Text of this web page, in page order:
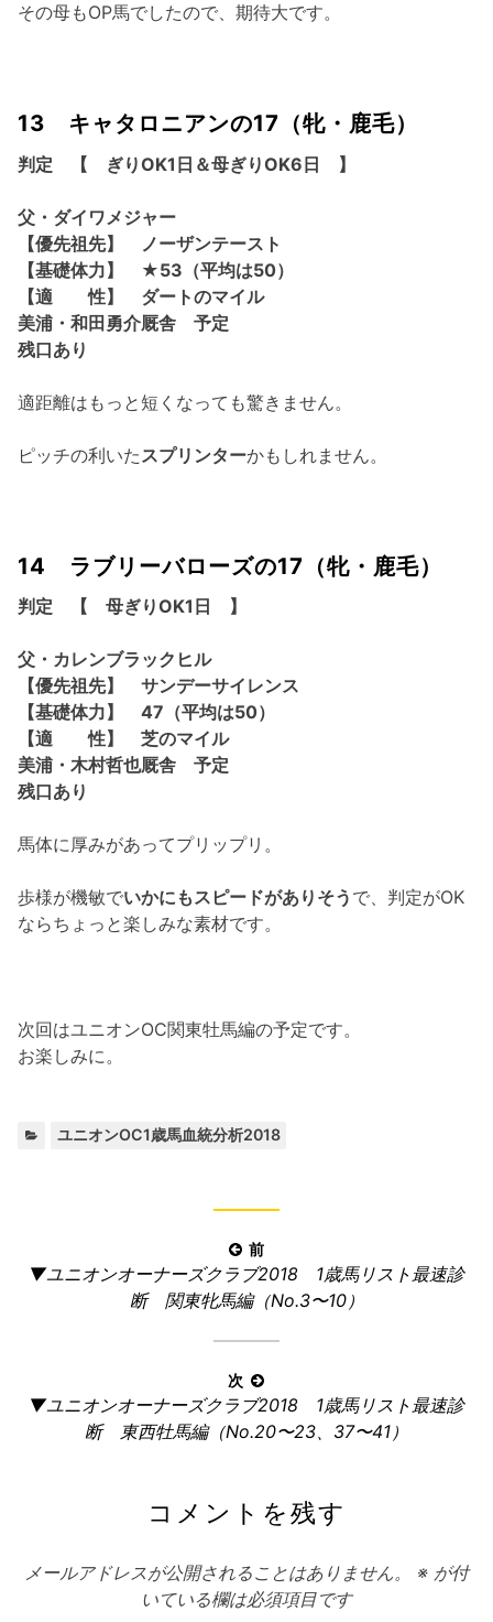
その母もOP馬でしたので、期待大です。
13 キャタロニアンの17（牝・鹿毛）
判定 【 ぎりOK1日＆母ぎりOK6日 】
父・ダイワメジャー
【優先祖先】 ノーザンテースト
【基礎体力】 ★53（平均は50）
【適 性】 ダートのマイル
美浦・和田勇介厩舎 予定
残口あり
適距離はもっと短くなっても驚きません。
ピッチの利いた スプリンターかもしれません。
14 ラブリーバローズの17（牝・鹿毛）
判定 【 母ぎりOK1日 】
父・カレンブラックヒル
【優先祖先】 サンデーサイレンス
【基礎体力】 47（平均は50）
【適 性】 芝のマイル
美浦・木村哲也厩舎 予定
残口あり
馬体に厚みがあってプリップリ。
歩様が機敏でいかにもスピードがありそう で、判定がOK
ならちょっと楽しみな素材です。
次回はユニオンOC関東牡馬編の予定です。
お楽しみに。
ユニオンOC1歳馬血統分析2018
稿
ー
前
前
▼ユニオンオーナーズクラブ2018 1歳馬リスト最速診
断 関東牝馬編（No.3〜10）
次
次
▼ユニオンオーナーズクラブ2018 1歳馬リスト最速診
断 東西牡馬編（No.20〜23、37〜41）
コメントを残す
メールアドレスが公開されることはありません。 ※ が付
いている欄は必須項目です